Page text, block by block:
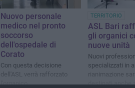
Nuovo personale
medico nel pronto
soccorso
dell'ospedale di
Corato
Con questa decisione
dell'ASL verrà rafforzato
l'organico
TERRITORIO
ASL Bari
gli organici
nuove unità
Nuovi
specializzati in
rianimazione
destinati anche